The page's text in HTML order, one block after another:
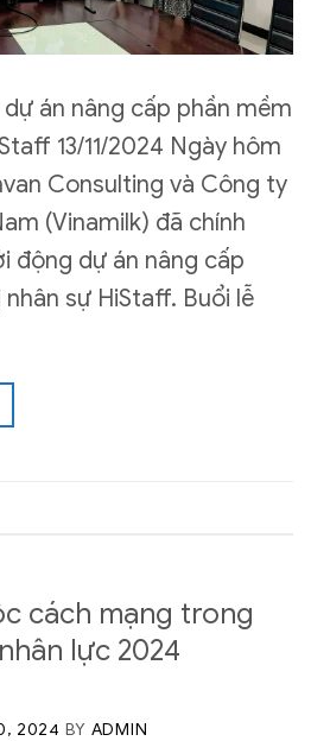
án nâng cấp phần mềm
13/11/2024 Ngày hôm
Consulting và Công ty
(Vinamilk) đã chính
động dự án nâng cấp
sự HiStaff. Buổi lễ
cách mạng trong
lực 2024
2024 BY ADMIN